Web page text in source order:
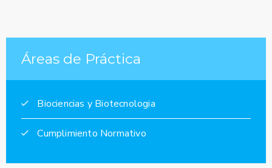
Áreas de Práctica
Biociencias y Biotecnologia
Cumplimiento Normativo